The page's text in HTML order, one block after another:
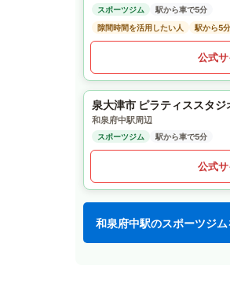
スポーツジム
駅から車で5分
隙間時間を活用したい人
駅から5
公式
泉大津市 ピラティススタ
和泉府中駅周辺
スポーツジム 駅から車で5分
公式
和泉府中駅のスポーツジ